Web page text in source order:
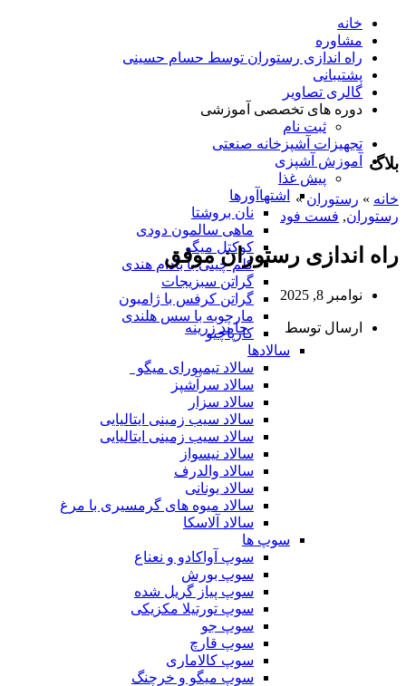
خانه
مشاوره
راه اندازی رستوران توسط حسام حسینی
پشتیبانی
گالری تصاویر
دوره های تخصصی آموزشی
ثبت نام
تجهیزات آشپزخانه صنعتی
آموزش آشپزی
پیش غذا
اشتهاآورها
نان بروشتا
ماهی سالمون دودی
کوکتل میگو
کلم چینی با بادام هندی
گراتن سبزیجات
گراتن کرفس با ژامبون
مارچوبه با سس هلندی
کارپاچیو
سالادها
سالاد تیمپورای میگو
سالاد سرآشپز
سالاد سزار
سالاد سیب زمینی ایتالیایی
سالاد سیب زمینی ایتالیایی
سالاد نیسواز
سالاد والدرف
سالاد یونانی
سالاد میوه های گرمسیری با مرغ
سالاد آلاسکا
سوپ ها
سوپ آواکادو و نعناع
سوپ بورش
سوپ پیاز گریل شده
سوپ تورتیلا مکزیکی
سوپ جو
سوپ قارچ
سوپ کالاماری
سوپ میگو و خرچنگ
بلاگ
خانه » رستوران»
رستوران, فست فود
راه اندازی رستوران موفق
نوامبر 8, 2025
ارسال توسط حامد زرینه